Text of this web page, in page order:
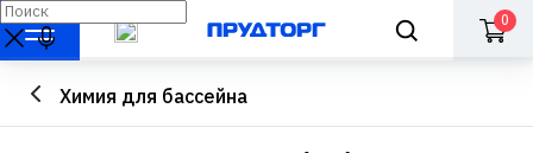
0
Химия для бассейна